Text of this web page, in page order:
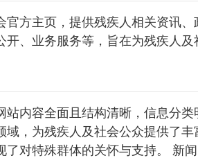
官方主页，提供残疾人相关资讯
开、业务服务等，旨在为残疾人及
站内容全面且结构清晰，信息分
域，为残疾人及社会公众提供了
了对特殊群体的关怀与支持。 新